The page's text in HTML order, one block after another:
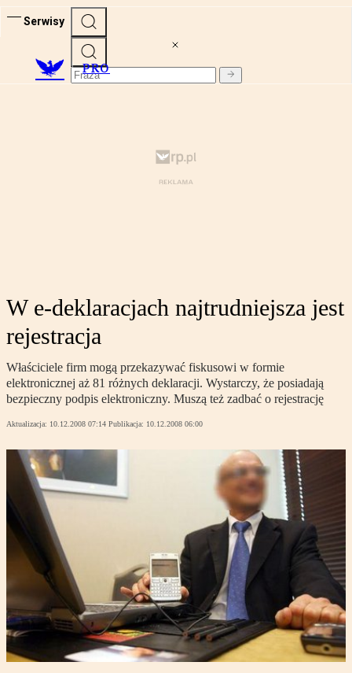
Serwisy
PRO
W e-deklaracjach najtrudniejsza jest
rejestracja
Właściciele firm mogą przekazywać fiskusowi w formie
elektronicznej aż 81 różnych deklaracji. Wystarczy, że posiadają
bezpieczny podpis elektroniczny. Muszą też zadbać o rejestrację
Aktualizacja: 10.12.2008 07:14 Publikacja: 10.12.2008 06:00